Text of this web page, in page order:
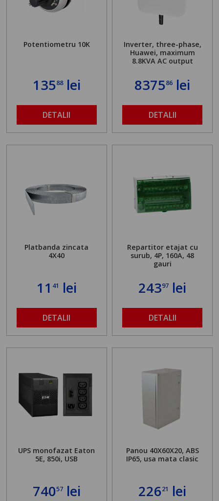
Potentiometru 10K
13588lei
DETALII
Inverter, three-phase,
Huawei, maximum
8.8KVA AC output
837586 lei
DETALII
Platbanda zincata
4X40
11 41 lei
DETALII
Repartitor etajat cu
surub, 4P, 160A, 48
gauri
24397 lei
DETALII
UPS monofazat Eaton
5E, 850i, USB
74057lei
Panou 40X60X20, ABS
IP65, usa mata clasic
22621 lei